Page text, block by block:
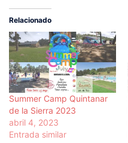
Relacionado
Summer Camp Quintanar
de la Sierra 2023
abril 4, 2023
Entrada similar